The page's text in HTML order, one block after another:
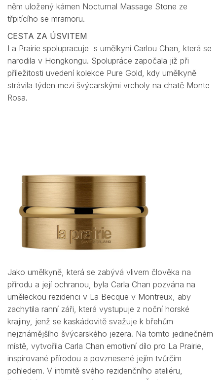
něm uložený kámen Nocturnal Massage Stone ze
třpitícího se mramoru.
CESTA ZA ÚSVITEM
La Prairie spolupracuje s umělkyní Carlou Chan, která se
narodila v Hongkongu. Spolupráce započala již při
příležitosti uvedení kolekce Pure Gold, kdy umělkyně
strávila týden mezi švýcarskými vrcholy na chatě Monte
Rosa.
Jako umělkyně, která se zabývá vlivem člověka na
přírodu a její ochranou, byla Carla Chan pozvána na
uměleckou rezidenci v La Becque v Montreux, aby
zachytila ranní záři, která vystupuje z noční horské
krajiny, jenž se kaskádovitě svažuje k břehům
nejznámějšího švýcarského jezera. Na tomto jedinečném
místě, vytvořila Carla Chan emotivní dílo pro La Prairie,
inspirované přírodou a povznesené jejím tvůrčím
pohledem. V intimitě svého rezidenčního ateliéru,